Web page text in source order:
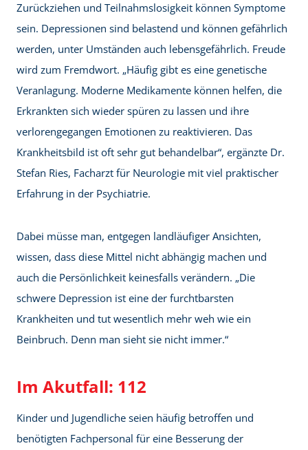
Zurückziehen und Teilnahmslosigkeit können Symptome
sein. Depressionen sind belastend und können gefährlich
werden, unter Umständen auch lebensgefährlich. Freude
wird zum Fremdwort. „Häufig gibt es eine genetische
Veranlagung. Moderne Medikamente können helfen, die
Erkrankten sich wieder spüren zu lassen und ihre
verlorengegangen Emotionen zu reaktivieren. Das
Krankheitsbild ist oft sehr gut behandelbar“, ergänzte Dr.
Stefan Ries, Facharzt für Neurologie mit viel praktischer
Erfahrung in der Psychiatrie.
Dabei müsse man, entgegen landläufiger Ansichten,
wissen, dass diese Mittel nicht abhängig machen und
auch die Persönlichkeit keinesfalls verändern. „Die
schwere Depression ist eine der furchtbarsten
Krankheiten und tut wesentlich mehr weh wie ein
Beinbruch. Denn man sieht sie nicht immer.“
Im Akutfall: 112
Kinder und Jugendliche seien häufig betroffen und
benötigten Fachpersonal für eine Besserung der